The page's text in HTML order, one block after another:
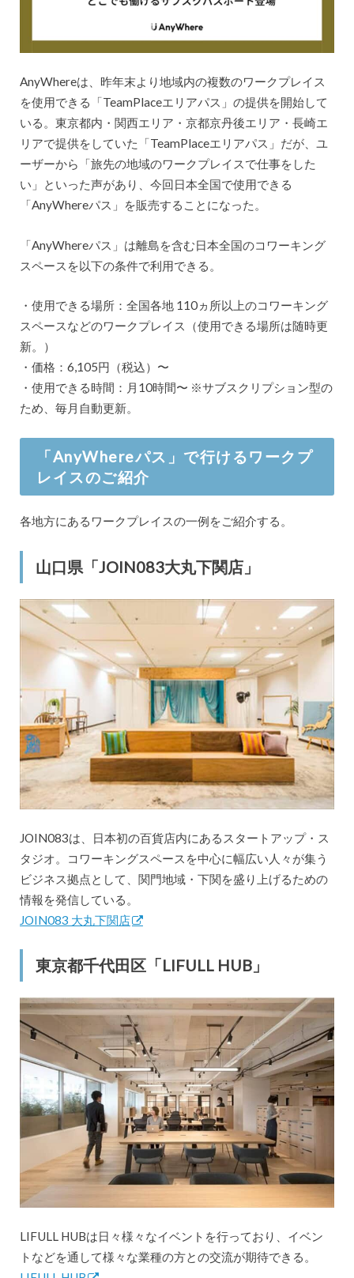
AnyWhereは、昨年末より地域内の複数のワークプレイス
を使用できる「TeamPlaceエリアパス」の提供を開始して
いる。東京都内・関西エリア・京都京丹後エリア・長崎エ
リアで提供をしていた「TeamPlaceエリアパス」だが、ユ
ーザーから「旅先の地域のワークプレイスで仕事をした
い」といった声があり、今回日本全国で使用できる
「AnyWhereパス」を販売することになった。
「AnyWhereパス」は離島を含む日本全国のコワーキング
スペースを以下の条件で利用できる。
・使用できる場所：全国各地 110ヵ所以上のコワーキング
スペースなどのワークプレイス（使用できる場所は随時更
新。）
・価格：6,105円（税込）〜
・使用できる時間：月10時間〜 ※サブスクリプション型の
ため、毎月自動更新。
「AnyWhereパス」で行けるワークプ
レイスのご紹介
各地方にあるワークプレイスの一例をご紹介する。
山口県「JOIN083大丸下関店」
JOIN083は、日本初の百貨店内にあるスタートアップ・ス
タジオ。コワーキングスペースを中心に幅広い人々が集う
ビジネス拠点として、関門地域・下関を盛り上げるための
情報を発信している。
JOIN083 大丸下関店
東京都千代田区「LIFULL HUB」
LIFULL HUBは日々様々なイベントを行っており、イベン
トなどを通して様々な業種の方との交流が期待できる。